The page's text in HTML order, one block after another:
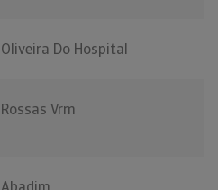
Oliveira Do Hospital
Rossas Vrm